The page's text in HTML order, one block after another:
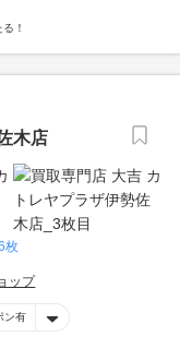
！
木店
枚
ップ
ン有